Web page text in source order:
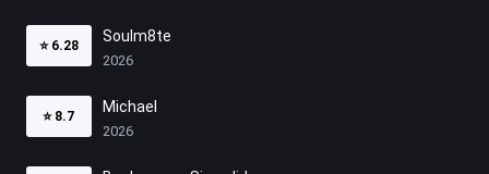
⭐ 6.28
Soulm8te
2026
⭐ 8.7
Michael
2026